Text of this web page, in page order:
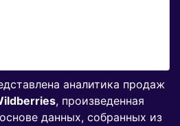
аналитика продаж
, произведенная
данных, собранных из